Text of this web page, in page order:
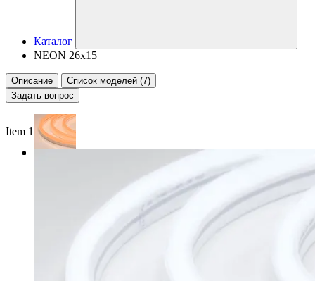
Каталог
NEON 26x15
Описание
Список моделей (7)
Задать вопрос
Item 1 of 5